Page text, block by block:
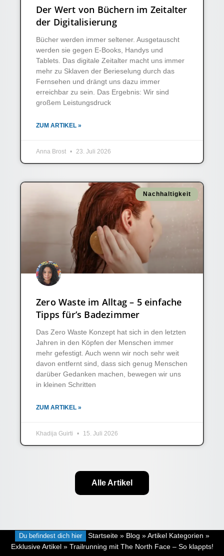
Der Wert von Büchern im Zeitalter
der Digitalisierung
Bücher werden immer seltener. Ausgetauscht
werden sie gegen E-Books, Handys und
Tablets. Das digitale Zeitalter macht uns immer
mehr zu Sklaven der Berieselung durch das
Fernsehen und drängt uns dazu immer
erreichbar zu sein. Das Ergebnis: Wir sind
großem Leistungsdruck
ZUM ARTIKEL »
Anna Brost 23. Juli 2026
Nachhaltigkeit
Zero Waste im Alltag – 5 einfache
Tipps für’s Badezimmer
Das Zero Waste Konzept hat sich in den letzten
Jahren in den Köpfen der Menschen immer
mehr gefestigt. Auch wenn wir noch sehr weit
davon entfernt sind, dass sich genug Menschen
darüber Gedanken machen, bewegen wir uns
in kleinen Schritten
ZUM ARTIKEL »
Khadija Guirti 15. Juli 2026
Alle Artikel
Du befindest dich hier Startseite» Blog » Artikel Kategorien »
Exklusive Artikel » Trailrunning mit The North Face – So klappts!